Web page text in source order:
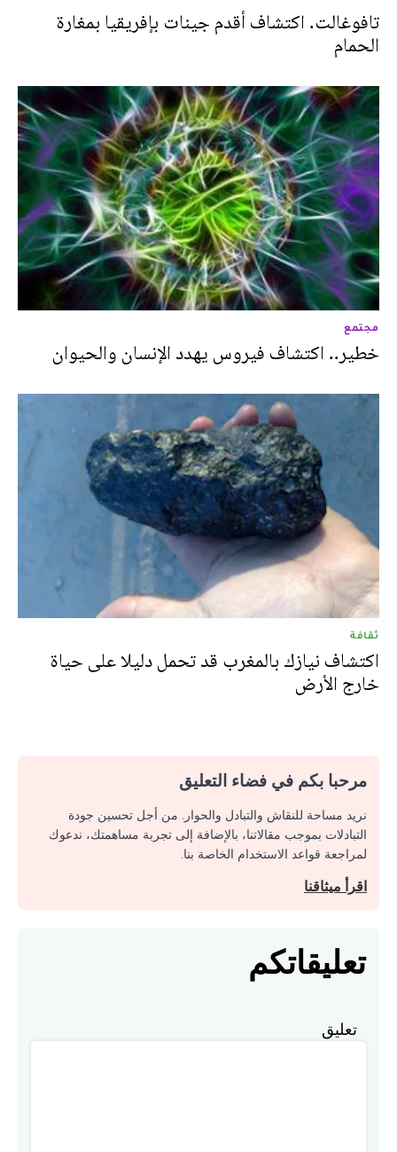
تافوغالت. اكتشاف أقدم جينات بإفريقيا بمغارة
الحمام
مجتمع
خطير.. اكتشاف فيروس يهدد الإنسان والحيوان
ثقافة
اكتشاف نيازك بالمغرب قد تحمل دليلا على حياة
خارج الأرض
مرحبا بكم في فضاء التعليق
نريد مساحة للنقاش والتبادل والحوار. من أجل تحسين جودة
التبادلات بموجب مقالاتنا، بالإضافة إلى تجربة مساهمتك، ندعوك
لمراجعة قواعد الاستخدام الخاصة بنا.
اقرأ ميثاقنا
تعليقاتكم
تعليق